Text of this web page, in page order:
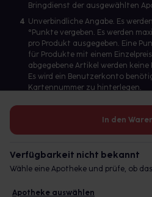
In den
Verfügbarkeit nicht bekannt
Wähle eine Apotheke und prüfe, ob
Apotheke auswählen
Bringdienst der ausgewählten
4 Unverbindliche Angabe. Es
°Punkte vergeben. Es werden
pro Produkt ausgegeben. Eine
für Produkte mit einem
abgegebene Artikel werden keine
Es wird ein Benutzerkonto
Kartennummer zu hinterlegen.
Betreiber des Portals und
© 2026 gesund.de GmbH & Co. KG